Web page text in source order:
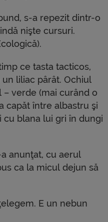
s-a repezit dintr-o
nişte cursuri.
ce tasta tacticos,
liliac pârât. Ochiul
verde (mai curând o
capăt între albastru şi
cu blana lui gri în dungi
anunţat, cu aerul
ca la micul dejun să
E un nebun